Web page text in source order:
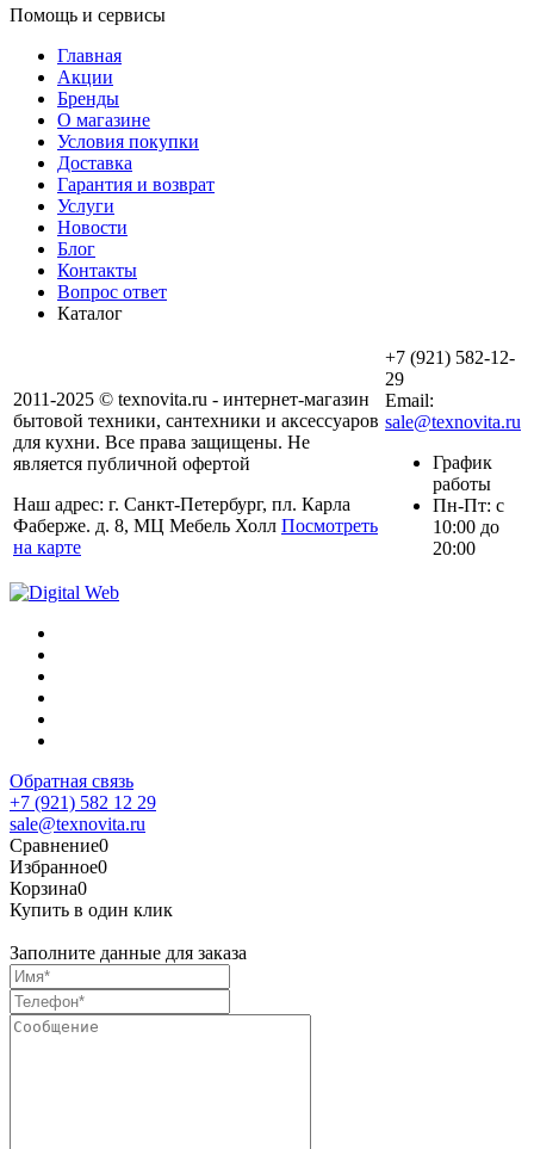
Помощь и сервисы
Главная
Акции
Бренды
О магазине
Условия покупки
Доставка
Гарантия и возврат
Услуги
Новости
Блог
Контакты
Вопрос ответ
Каталог
2011-2025 © texnovita.ru - интернет-магазин
бытовой техники, сантехники и аксессуаров
для кухни. Все права защищены. Не
является публичной офертой
Наш адрес: г. Санкт-Петербург, пл. Карла
Фаберже. д. 8, МЦ Мебель Холл Посмотреть
на карте
+7 (921) 582-12-
29
Email:
sale@texnovita.ru
График
работы
Пн-Пт: с
10:00 до
20:00
Обратная связь
+7 (921) 582 12 29
sale@texnovita.ru
Сравнение0
Избранное0
Корзина0
Купить в один клик
Заполните данные для заказа